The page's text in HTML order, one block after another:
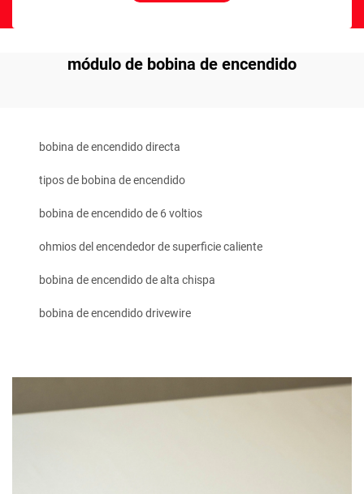
módulo de bobina de encendido
bobina de encendido directa
tipos de bobina de encendido
bobina de encendido de 6 voltios
ohmios del encendedor de superficie caliente
bobina de encendido de alta chispa
bobina de encendido drivewire